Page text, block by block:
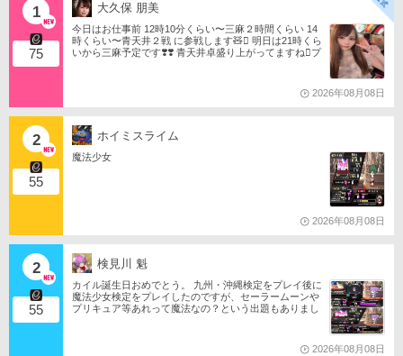
1
75
大久保 朋美
今日はお仕事前 12時10分くらい〜三麻２時間くらい 14
時くらい〜青天井２戦 に参戦します🧸󾬏 明日は21時くら
いから三麻予定です❣️❣️ 青天井卓盛り上がってますね󾬌️プ
2026年08月08日
2
55
ホイミスライム
魔法少女
2026年08月08日
2
55
検見川 魁
カイル誕生日おめでとう。 九州・沖縄検定をプレイ後に
魔法少女検定をプレイしたのですが、セーラームーンや
プリキュア等あれって魔法なの？という出題もありまし
2026年08月08日